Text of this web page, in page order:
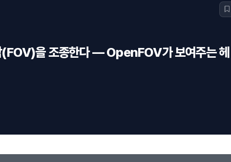
(FOV)을 조종한다 — OpenFOV가 보여주는 헤